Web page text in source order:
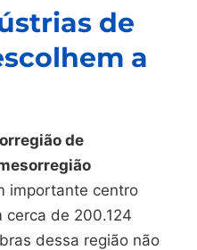
de
a
de
importante centro
cerca de 200.124
dessa região não